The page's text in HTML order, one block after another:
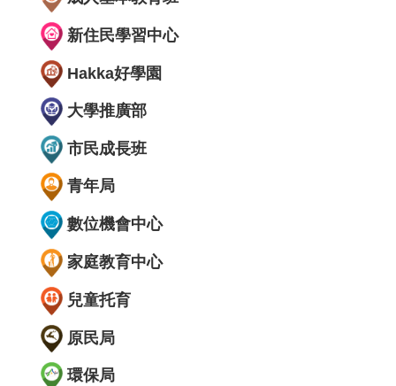
新住民學習中心
Hakka好學園
大學推廣部
市民成長班
青年局
數位機會中心
家庭教育中心
兒童托育
原民局
環保局